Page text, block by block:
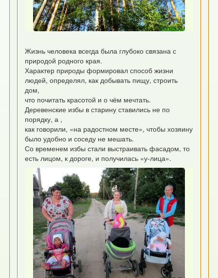
Жизнь человека всегда была глубоко связана с
природой родного края.
Характер природы формировал способ жизни
людей, определял, как добывать пищу, строить
дом,
что почитать красотой и о чём мечтать.
Деревенские избы в старину ставились не по
порядку, а ,
как говорили, «на радостном месте», чтобы хозяину
было удобно и соседу не мешать.
Со временем избы стали выстраивать фасадом, то
есть лицом, к дороге, и получилась «у-лица».